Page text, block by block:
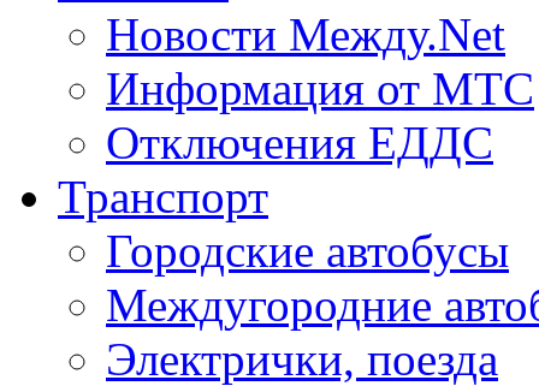
Новости Между.Net
Информация от МТС
Отключения ЕДДС
Транспорт
Городские автобусы
Междугородние
Электрички, поезда